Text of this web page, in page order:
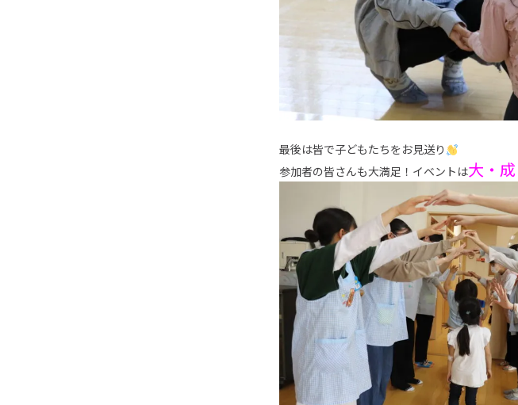
最後は皆で子どもたちをお見送り
参加者の皆さんも大満足！イベントは大・